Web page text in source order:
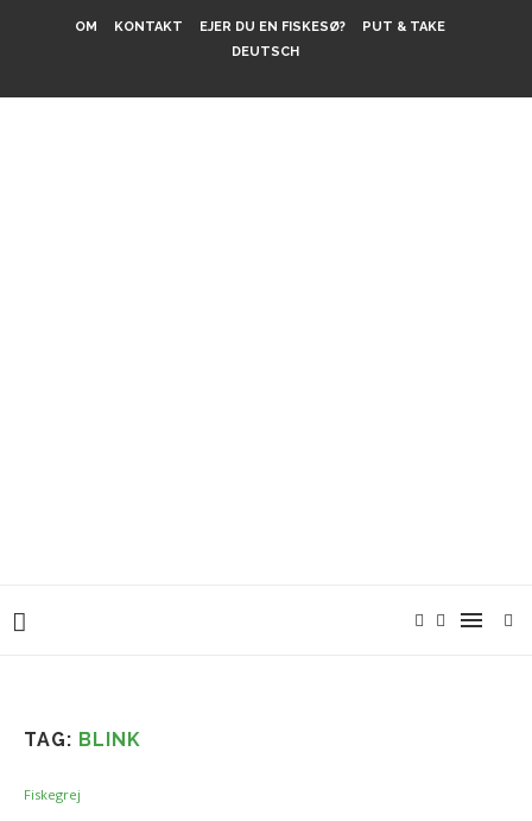
OM KONTAKT EJER DU EN FISKESØ?
PUT & TAKE
DEUTSCH
TAG: BLINK
Fiskegrej